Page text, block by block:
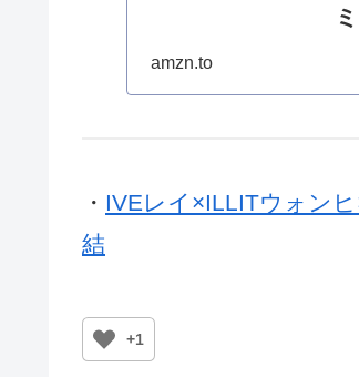
amzn.to
・ IVEレイ×ILLITウォン
結
+1